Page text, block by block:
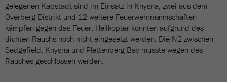
gelegenen Kapstadt sind im Einsatz in Knysna, zwei aus dem
Overberg-Distrikt und 12 weitere Feuerwehrmannschaften
kämpfen gegen das Feuer. Helikopter konnten aufgrund des
dichten Rauchs noch nicht eingesetzt werden. Die N2 zwischen
Sedgefield, Knysna und Plettenberg Bay musste wegen des
Rauches geschlossen werden.